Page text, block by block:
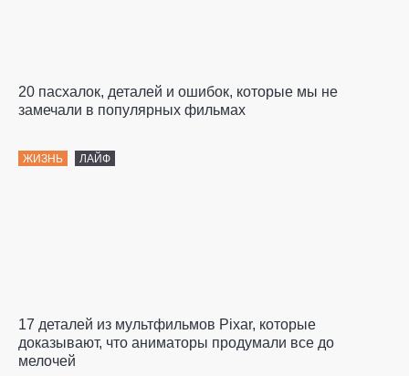
20 пасхалок, деталей и ошибок, которые мы не
замечали в популярных фильмах
ЖИЗНЬ ЛАЙФ
17 деталей из мультфильмов Pixar, которые
доказывают, что аниматоры продумали все до
мелочей